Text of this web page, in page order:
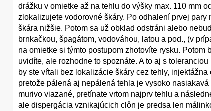
drážku v omietke až na tehlu do výšky max. 110 mm
zlokalizujete vodorovné škáry. Po odhalení prvej
škára nižšie. Potom sa už obklad odstráni alebo
brnkačkou, špagátom, vodováhou, latou a pod., (v
na omietke si týmto postupom zhotovíte rysku.
uvidíte, ale rozhodne to spoznáte. A to aj s
by ste vŕtali bez lokalizácie škáry cez tehly,
pretože pálená aj nepálená tehla je vysoko
murivo viazané, pretínate vrtom najprv tehlu a
ale dispergácia vznikajúcich clôn je predsa len